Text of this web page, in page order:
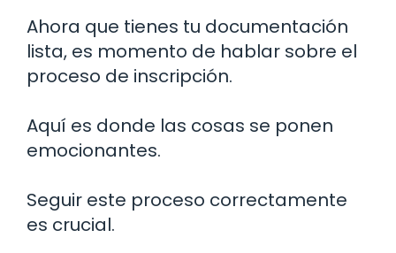
Ahora que tienes tu documentación
lista, es momento de hablar sobre el
proceso de inscripción.
Aquí es donde las cosas se ponen
emocionantes.
Seguir este proceso correctamente
es crucial.